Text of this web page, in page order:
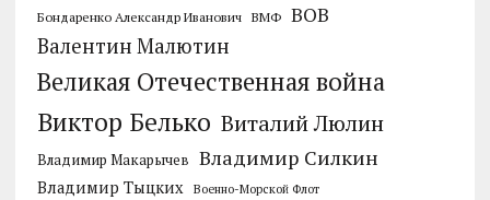
Бондаренко Александр Иванович ВМФ ВОВ
Валентин Малютин
Великая Отечественная война
Виктор Белько Виталий Люлин
Владимир Макарычев Владимир Силкин
Владимир Тыцких Военно-Морской Флот